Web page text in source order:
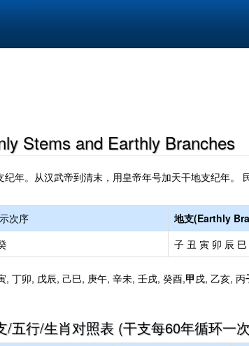
Stems and Earthly Branches
年。从汉武帝到清末，用皇帝年号加天干地支纪年。
次序 地支(Earthly
子 丑 寅 卯 辰
, 丁卯, 戊辰, 己巳, 庚午, 辛未, 壬戌, 癸酉,甲戌, 乙亥, 丙
/五行/生肖对照表 (干支每60年循环一